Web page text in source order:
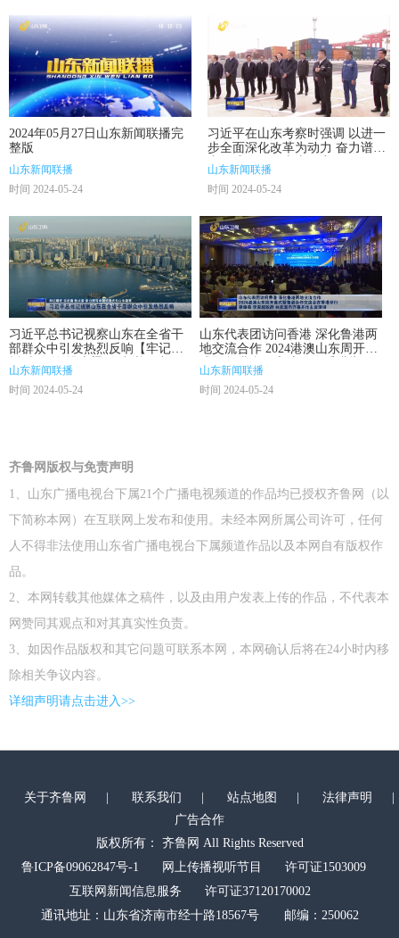
2024年05月27日山东新闻联播完
整版
山东新闻联播
时间 2024-05-24
习近平在山东考察时强调 以进一
步全面深化改革为动力 奋力谱写
中国式现代化山东篇章
山东新闻联播
时间 2024-05-24
习近平总书记视察山东在全省干
部群众中引发热烈反响【牢记嘱
托 走在前 挑大梁 奋力谱写中国
式现代化山东篇章】
山东新闻联播
时间 2024-05-24
山东代表团访问香港 深化鲁港两
地交流合作 2024港澳山东周开幕
式暨鲁港合作交流会在香港举行
梁振英 李家超致辞 林武宣布开幕
并作主旨演讲
山东新闻联播
时间 2024-05-24
齐鲁网版权与免责声明
1、山东广播电视台下属21个广播电视频道的作品均已授权齐鲁网（以
下简称本网）在互联网上发布和使用。未经本网所属公司许可，任何
人不得非法使用山东省广播电视台下属频道作品以及本网自有版权作
品。
2、本网转载其他媒体之稿件，以及由用户发表上传的作品，不代表本
网赞同其观点和对其真实性负责。
3、如因作品版权和其它问题可联系本网，本网确认后将在24小时内移
除相关争议内容。
详细声明请点击进入>>
关于齐鲁网 联系我们 站点地图 法律声明
广告合作
版权所有： 齐鲁网 All Rights Reserved
鲁ICP备09062847号-1
网上传播视听节目
许可证1503009
互联网新闻信息服务
许可证37120170002
通讯地址：山东省济南市经十路18567号 邮编：250062